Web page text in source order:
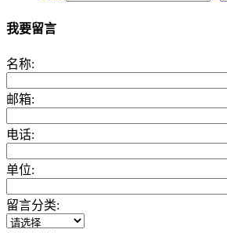
我要留言
名称:
邮箱:
电话:
单位:
留言分类: